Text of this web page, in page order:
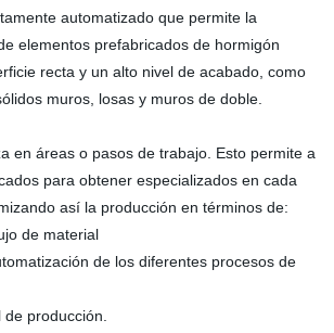
automatizado que permite la
elementos prefabricados de hormigón
recta y un alto nivel de acabado, como
muros, losas y muros de doble.
en áreas o pasos de trabajo. Esto permite a
para obtener especializados en cada
así la producción en términos de:
de material
de los diferentes procesos de
producción.